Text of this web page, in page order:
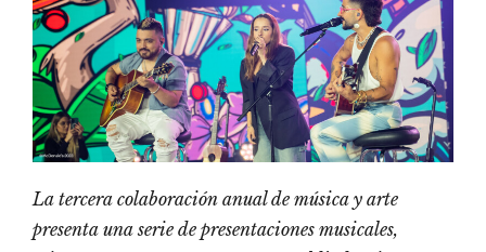
La tercera colaboración anual de música y arte
presenta una serie de presentaciones musicales,